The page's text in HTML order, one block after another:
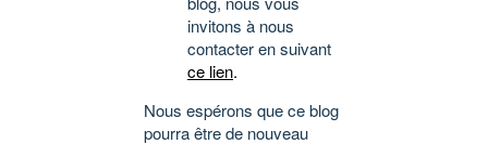
invitons à nous
contacter en suivant
ce lien.
Nous espérons que ce blog
pourra être de nouveau